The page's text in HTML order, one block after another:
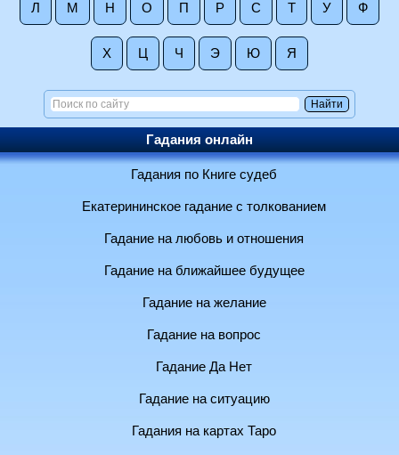
Л М Н О П Р С Т У Ф
Х Ц Ч Э Ю Я
Гадания онлайн
Гадания по Книге судеб
Екатерининское гадание с толкованием
Гадание на любовь и отношения
Гадание на ближайшее будущее
Гадание на желание
Гадание на вопрос
Гадание Да Нет
Гадание на ситуацию
Гадания на картах Таро